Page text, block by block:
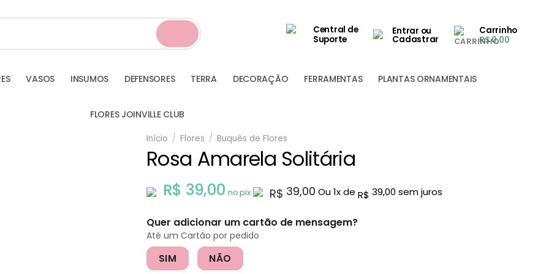
Central de
Suporte
Entrar ou
Cadastrar
Carrinho
R$0,00
VASOS INSUMOS DEFENSORES TERRA DECORAÇÃO FERRAMENTAS PLANTAS ORNAMENTAIS
FLORES JOINVILLE CLUB
Início / Flores / Buquês de Flores
Rosa Amarela Solitária
R$ 39,00 no pix R$ 39,00 Ou1x de R$ 39,00 sem juros
Quer adicionar um cartão de mensagem?
Até um Cartão por pedido
SIM NÃO